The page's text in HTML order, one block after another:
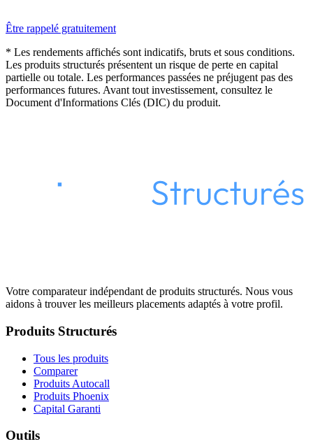
Être rappelé gratuitement
* Les rendements affichés sont indicatifs, bruts et sous conditions.
Les produits structurés présentent un risque de perte en capital
partielle ou totale. Les performances passées ne préjugent pas des
performances futures. Avant tout investissement, consultez le
Document d'Informations Clés (DIC) du produit.
Votre comparateur indépendant de produits structurés. Nous vous
aidons à trouver les meilleurs placements adaptés à votre profil.
Produits Structurés
Tous les produits
Comparer
Produits Autocall
Produits Phoenix
Capital Garanti
Outils